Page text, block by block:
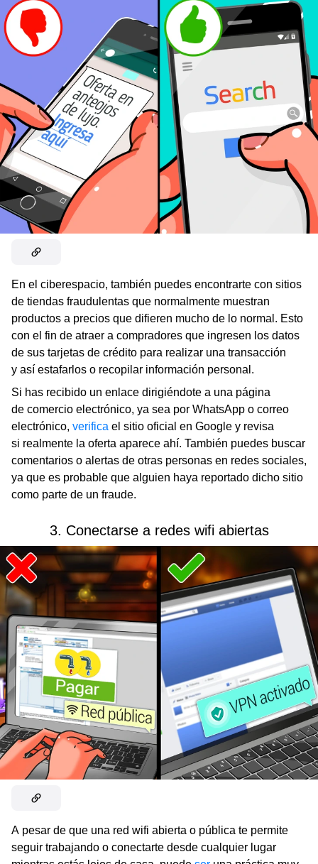
En el ciberespacio, también puedes encontrarte con sitios
de tiendas fraudulentas que normalmente muestran
productos a precios que difieren mucho de lo normal. Esto
con el fin de atraer a compradores que ingresen los datos
de sus tarjetas de crédito para realizar una transacción
y así estafarlos o recopilar información personal.
Si has recibido un enlace dirigiéndote a una página
de comercio electrónico, ya sea por WhatsApp o correo
electrónico, verifica el sitio oficial en Google y revisa
si realmente la oferta aparece ahí. También puedes buscar
comentarios o alertas de otras personas en redes sociales,
ya que es probable que alguien haya reportado dicho sitio
como parte de un fraude.
3. Conectarse a redes wifi abiertas
A pesar de que una red wifi abierta o pública te permite
seguir trabajando o conectarte desde cualquier lugar